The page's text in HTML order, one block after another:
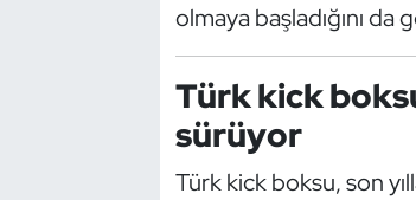
olmaya başladığını da
Türk kick
sürüyor
Türk kick boksu, son
Oryantiring
Özel Sporcular